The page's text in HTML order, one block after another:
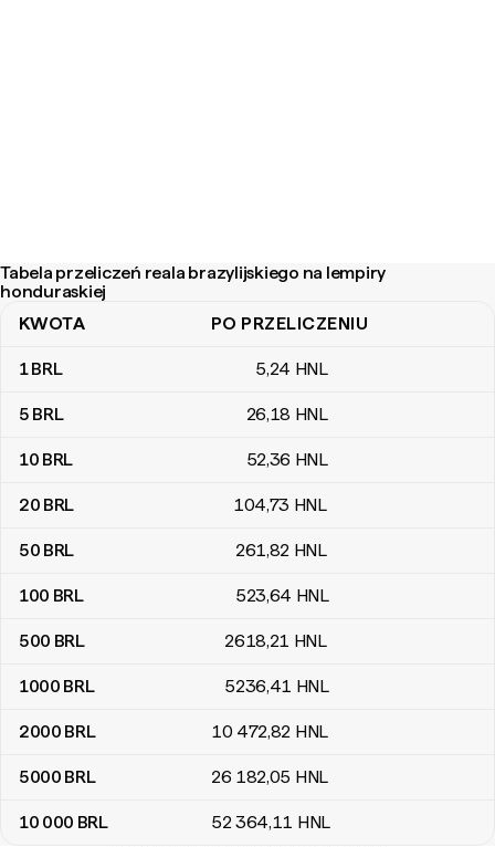
Tabela przeliczeń reala brazylijskiego na lempiry
honduraskiej
Tabela przeliczeń reala brazylijskiego na lempiry honduraskiej
KWOTA PO PRZELICZENIU
1BRL 5,24 HNL
5 BRL 26,18 HNL
10 BRL 52,36 HNL
20 BRL 104,73 HNL
50 BRL 261,82 HNL
100 BRL 523,64 HNL
500 BRL 2618,21 HNL
1000 BRL 5236,41 HNL
2000 BRL 10 472,82 HNL
5000 BRL 26 182,05 HNL
10 000 BRL 52 364,11 HNL